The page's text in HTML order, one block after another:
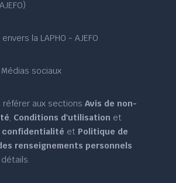
la LAPHO - AJEFO
sociaux
référer aux sectionsAvis de non-
, Conditions d'utilisation et
confidentialité et Politique de
renseignements personnels